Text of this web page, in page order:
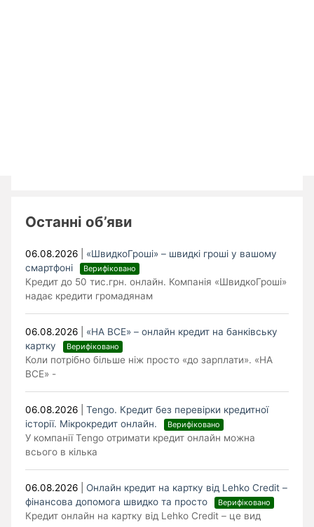
Останні об’яви
06.08.2026
«ШвидкоГроші» – швидкі гроші у вашому
смартфоні
Верифіковано
Кредит до 50 тис.грн. онлайн. Компанія «ШвидкоГроші»
надає кредити громадянам
06.08.2026
«НА ВСЕ» – онлайн кредит на банківську
картку
Верифіковано
Коли потрібно більше ніж просто «до зарплати». «НА
ВСЕ» -
06.08.2026 |Tengo. Кредит без перевірки кредитної
історії. Мікрокредит онлайн.
Верифіковано
У компанії Tengo отримати кредит онлайн можна
всього в кілька
06.08.2026 |Онлайн кредит на картку від Lehko Сredit –
фінансова допомога швидко та просто
Верифіковано
Кредит онлайн на картку від Lehko Credit – це вид